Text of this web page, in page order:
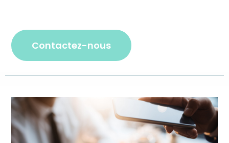
contactez-nous